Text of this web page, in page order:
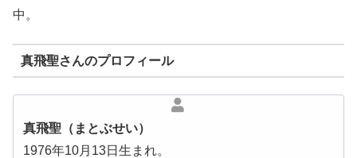
中。
真飛聖さんのプロフィール
真飛聖（まとぶせい）
1976年10月13日生まれ。